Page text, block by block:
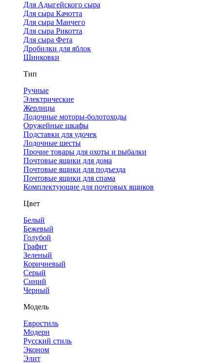
Для Адыгейского сыра
Для сыра Качотта
Для сыра Манчего
Для сыра Рикотта
Для сыра Фета
Дробилки для яблок
Шинковки
Тип
Ручные
Электрические
Жерлицы
Лодочные моторы-болотоходы
Оружейные шкафы
Подставки для удочек
Лодочные шесты
Прочие товары для охоты и рыбалки
Почтовые ящики для дома
Почтовые ящики для подъезда
Почтовые ящики для спама
Комплектующие для почтовых ящиков
Цвет
Белый
Бежевый
Голубой
Графит
Зеленый
Коричневый
Серый
Синий
Черный
Модель
Евростиль
Модерн
Русский стиль
Эконом
Элит